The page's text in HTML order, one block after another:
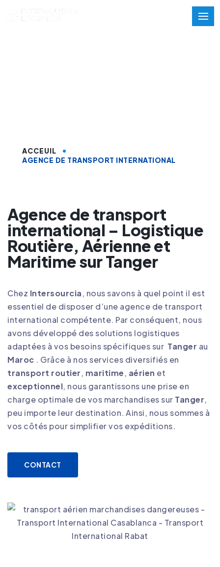
ACCEUIL
AGENCE DE TRANSPORT INTERNATIONAL
Agence de transport
international – Logistique
Routière, Aérienne et
Maritime sur Tanger
Chez Intersourcia, nous savons à quel point il est
essentiel de disposer d’une agence de transport
international compétente. Par conséquent, nous
avons développé des solutions logistiques
adaptées à vos besoins spécifiques sur Tanger au
Maroc . Grâce à nos services diversifiés en
transport routier, maritime, aérien et
exceptionnel, nous garantissons une prise en
charge optimale de vos marchandises sur Tanger,
peu importe leur destination. Ainsi, nous sommes à
vos côtés pour simplifier vos expéditions.
CONTACT